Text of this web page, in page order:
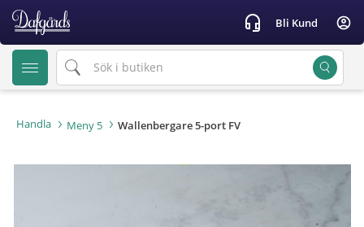
text.skipToContent
text.skipToNavigation
headset_mic Bli Kund account_circle
Handla Meny 5 Wallenbergare 5-port FV